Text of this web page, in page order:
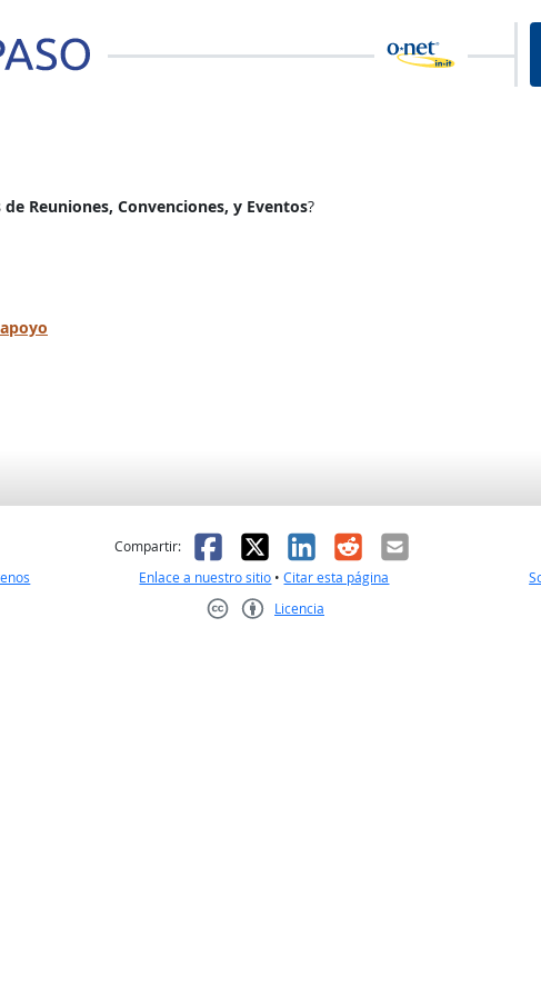
Reuniones, Convenciones, y Eventos?
fue útilCompartir: Facebook
X LinkedIn
RedditCorreo
Enlace a nuestro sitio •Citar esta página
Licencia